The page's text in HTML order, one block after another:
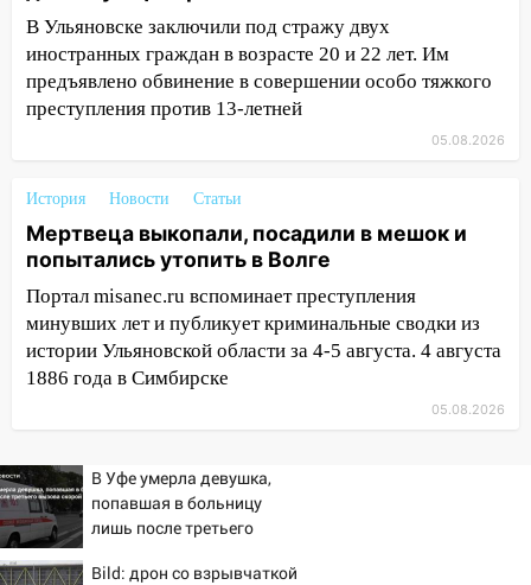
09:39 В Ульяновске будут судить десять
наркодилеров, снабжавших две области
09:25 Вынесли приговор дебоширам,
избившим мужчину в трамвае
один из шести уникальных автомобилей
в России
07:02 Жара отступит: какой будет
погода в Ульяновске днем 5 августа
06:10 Двое мигрантов изнасиловали 13-
летнюю девочку в центре Ульяновска
Мертвеца выкопали, посадили в
05:30
Астрологи назвали самый
опасный день августа: что ждет каждый
знак 5 августа
04.08.2026
В Ульяновске заключили под стражу двух
иностранных граждан в возрасте 20 и 22 лет. Им
предъявлено обвинение в совершении особо тяжкого
преступления против 13-летней
05.08.2026
История Новости Статьи
Мертвеца выкопали, посадили в мешок и
попытались утопить в Волге
Портал misanec.ru вспоминает преступления
минувших лет и публикует криминальные сводки из
истории Ульяновской области за 4-5 августа. 4 августа
1886 года в Симбирске
05.08.2026
В Уфе умерла девушка,
попавшая в больницу
лишь после третьего
Bild: дрон со взрывчаткой